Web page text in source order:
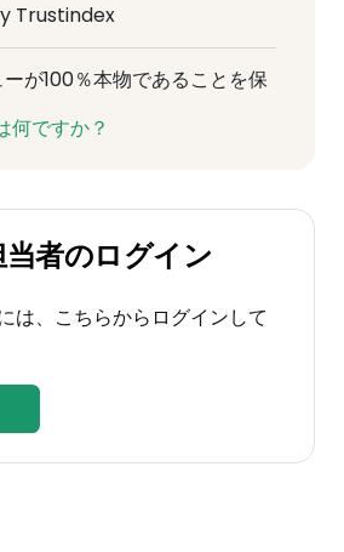
Trustindex
が100％本物であることを保
ですか？
者のログイン
は、こちらからログインして